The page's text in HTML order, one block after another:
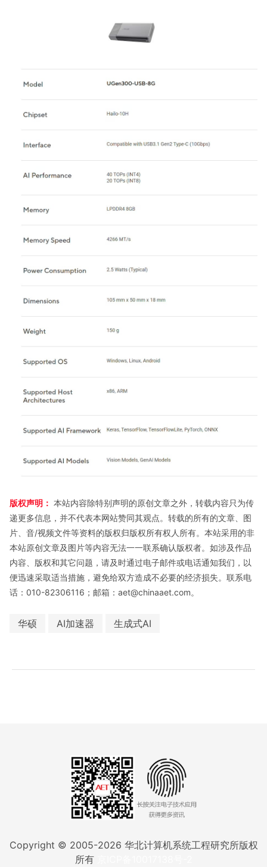
版权声明： 本站内容除特别声明的原创文章之外，转载内容只为传
递更多信息，并不代表本网站赞同其观点。转载的所有的文章、图
片、音/视频文件等资料的版权归版权所有权人所有。本站采用的非
本站原创文章及图片等内容无法一一联系确认版权者。如涉及作品
内容、版权和其它问题，请及时通过电子邮件或电话通知我们，以
便迅速采取适当措施，避免给双方造成不必要的经济损失。联系电
话：010-82306116；邮箱：aet@chinaaet.com。
华硕 AI加速器 生成式AI
Copyright © 2005-2026 华北计算机系统工程研究所版权
所有